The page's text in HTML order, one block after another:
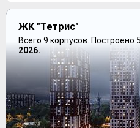
ЖК "Тетрис"
Всего 9 корпусов. Построено 5.
2026.